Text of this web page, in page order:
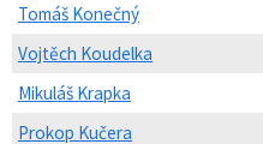
Tomáš Konečný
Vojtěch Koudelka
Mikuláš Krapka
Prokop Kučera